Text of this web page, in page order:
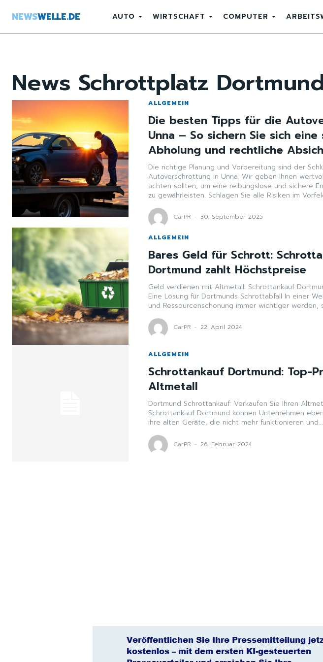
NEWSWELLE.DE AUTO WIRTSCHAFT COMPUTER
News Schrottplatz
ALLGEMEIN
Die besten Tipps für die
Unna – So sichern Sie sich
Abholung und rechtliche
Die richtige Planung und Vorbereitung sind der
Autoverschrottung in Unna. Wir geben Ihnen
achten sollten, um eine reibungslose und sichere
zu gewährleisten. Schlagen Sie alle Risiken im
CarPR - 30. September 2025
ALLGEMEIN
Bares Geld für Schrott:
Dortmund zahlt Höchstpreise
Geld verdienen mit Altmetall: Schrottankauf
Eine Lösung für Dortmunds Schrottabfall In einer Welt, in der Nachhaltigkeit
und Ressourcenschonung immer wichtiger werden,
CarPR - 22. April 2024
ALLGEMEIN
Schrottankauf Dortmund: Top-
Altmetall
Dortmund Schrottankauf: Verkaufen Sie Ihren
Schrottankauf Dortmund können Unternehmen
ihre alten Geräte, die nicht mehr funktionieren und...
CarPR - 26. Februar 2024